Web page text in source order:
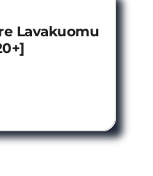
Lavakuomu